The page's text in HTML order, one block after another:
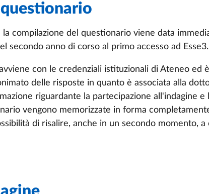
compilazione del questionario viene data
secondo anno di corso al primo accesso ad Esse3.
con le credenziali istituzionali di Ateneo ed è
delle risposte in quanto è associata alla
riguardante la partecipazione all'indagine e
vengono memorizzate in forma
di risalire, anche in un secondo momento, a